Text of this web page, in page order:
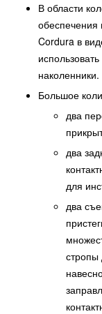
В области
обеспечения
Cordura в
наколенники.
Большое
два
два
для
два
стропы